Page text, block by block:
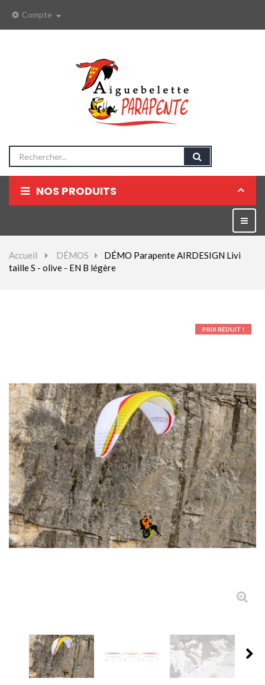
Compte
NOS PRODUITS
Parachutes Secours
DÉMOS
OCCASIONS Parc École
PROMOTIONS
la
Accueil > DÉMOS >
DÉMO Parapente AIRDESIGN Livi
taille S - olive - EN B légère
PRIX RÉDUIT !